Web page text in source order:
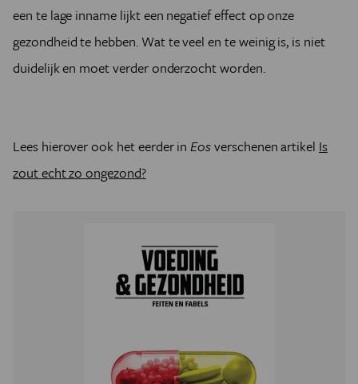
een te lage inname lijkt een negatief effect op onze
gezondheid te hebben. Wat te veel en te weinig is, is niet
duidelijk en moet verder onderzocht worden.
Lees hierover ook het eerder inEosverschenen artikel Is
zout echt zo ongezond?